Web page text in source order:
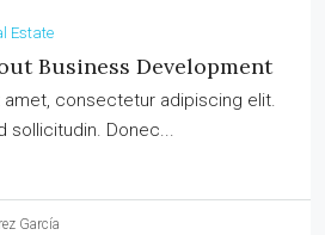
Estate
Business Development
consectetur adipiscing elit.
sollicitudin. Donec...
García